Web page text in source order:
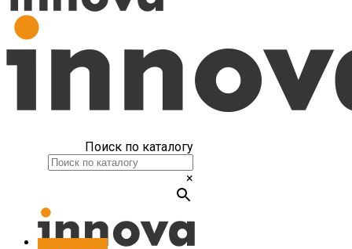
Поиск по каталогу
×